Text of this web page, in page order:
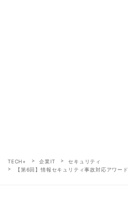
TECH+ 企業IT
セキュリティ
【第6回】情報セキュリティ事故対応アワード